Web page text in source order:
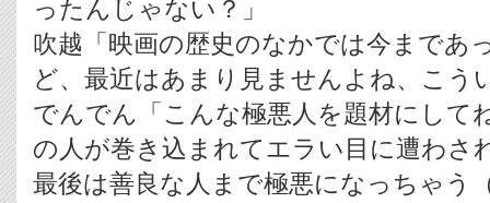
ったんじゃない？」
吹越「映画の歴史のなかでは今まであ
ど、最近はあまり見ませんよね、こう
でんでん「こんな極悪人を題材にして
の人が巻き込まれてエラい目に遭わさ
最後は善良な人まで極悪になっちゃう